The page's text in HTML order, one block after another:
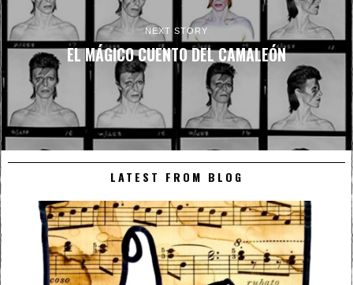
NEXT STORY
EL MÁGICO CUENTO DEL CAMALEÓN
LATEST FROM BLOG